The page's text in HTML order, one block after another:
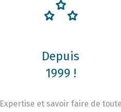
Depuis
1999 !
Expertise et savoir faire de toute